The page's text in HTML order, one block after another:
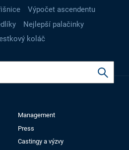
Výpočet ascendentu
Nejlepší palačinky
koláč
Management
Press
Castingy a výzvy